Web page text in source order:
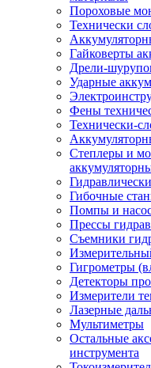
Пороховые
Технически
Гайковерты
Дрели-
Ударные
Фены
Технически-
Степлеры и
Гибочные
Помпы и
Прессы
Съемники
Гигрометры
Детекторы
Измерители
Лазерные
Мультиметры
Остальные
инструмента